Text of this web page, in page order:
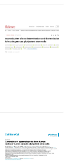
构建睾丸，并支持生
验或打通最关键一